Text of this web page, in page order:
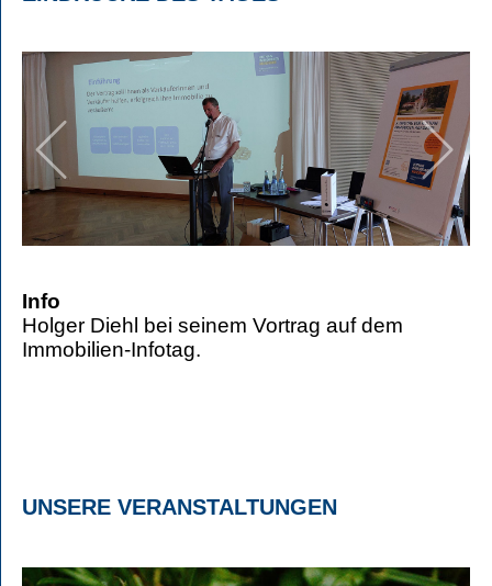
Info
Holger Diehl bei seinem Vortrag auf dem
Immobilien-Infotag.
UNSERE VERANSTALTUNGEN